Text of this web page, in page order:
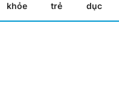
khỏe
trẻ
dục